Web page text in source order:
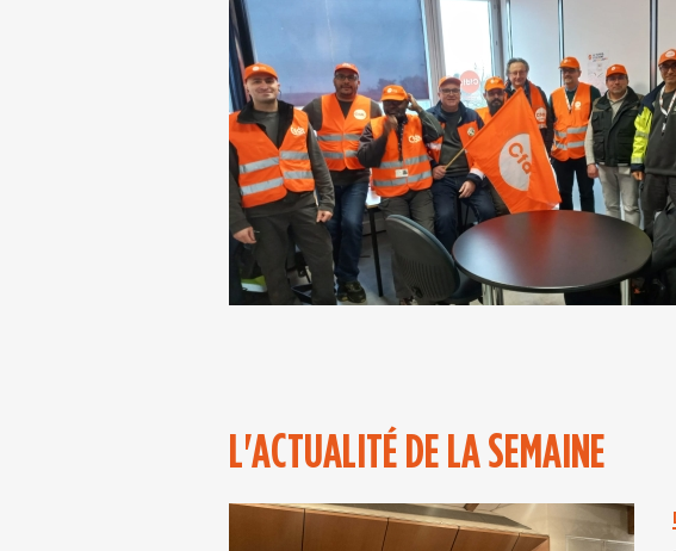
L'ACTUALITÉ DE LA SEMAINE